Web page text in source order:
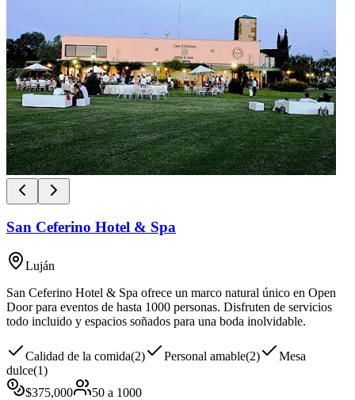
San Ceferino Hotel & Spa
Luján
San Ceferino Hotel & Spa ofrece un marco natural único en Open
Door para eventos de hasta 1000 personas. Disfruten de servicios
todo incluido y espacios soñados para una boda inolvidable.
Calidad de la comida(2) Personal amable(2)
Mesa
dulce(1)
$375,000 50 a 1000